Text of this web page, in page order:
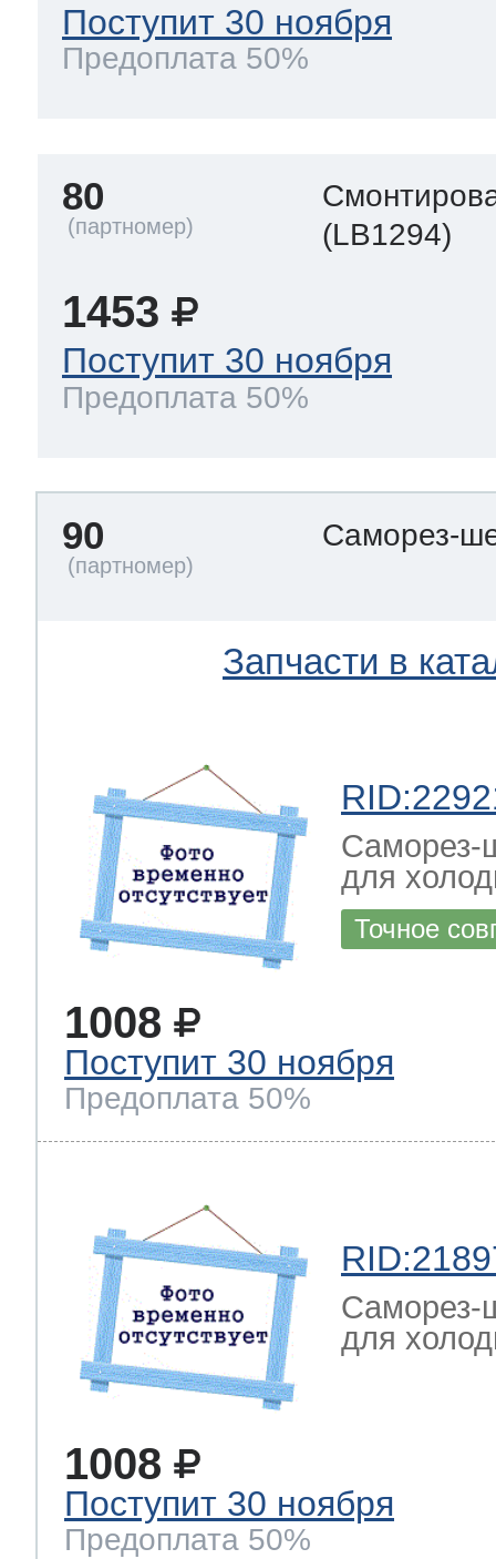
Поступит 30 ноября
Предоплата 50%
80
(LB1294)
1453
Поступит 30 ноября
Предоплата 50%
90 Саморез-
Запчасти в
Саморез-
для
Точное
1008
Поступит 30 ноября
Предоплата 50%
Саморез-
для
1008
Поступит 30 ноября
Предоплата 50%